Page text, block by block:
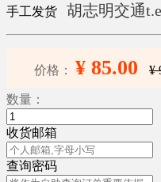
手工发货 胡志明交通
价格： ¥ 85.00 ¥
数量：
收货邮箱
查询密码